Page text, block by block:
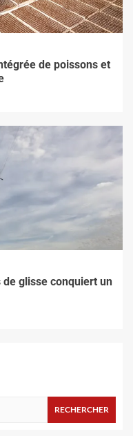
de poissons et
de glisse conquiert un
RECHERCHER